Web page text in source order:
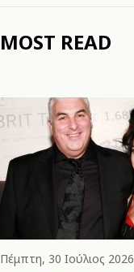
MOST READ
Πέμπτη, 30 Ιούλιος 2026